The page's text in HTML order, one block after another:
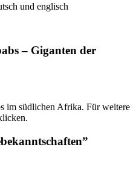
und englisch
– Giganten der
im südlichen Afrika. Für weitere